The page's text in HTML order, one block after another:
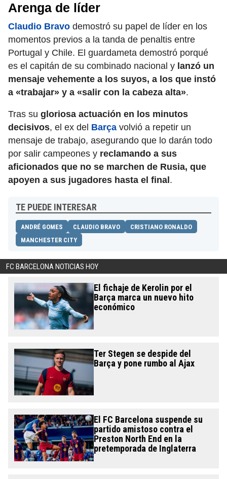
Arenga de líder
Claudio Bravo demostró su papel de líder en los
momentos previos a la tanda de penaltis entre
Portugal y Chile. El guardameta demostró porqué
es el capitán de su combinado nacional y lanzó un
mensaje vehemente a los suyos, a los que instó
a «trabajar» y a «salir con la cabeza alta».
Tras su gloriosa actuación en los minutos
decisivos, el ex del Barça volvió a repetir un
mensaje de trabajo, asegurando que lo darán todo
por salir campeones y reclamando a sus
aficionados que no se marchen de Rusia, que
apoyen a sus jugadores hasta el final .
TE PUEDE INTERESAR
ANDRÉ GOMES CLAUDIO BRAVO
CRISTIANO RONALDO
MANCHESTER CITY
FC BARCELONA NOTICIAS HOY
El fichaje de Kerolin por el
Barça marca un nuevo hito
económico
Ter Stegen se despide del
Barça y pone rumbo al Ajax
El FC Barcelona suspende su
partido amistoso contra el
Preston North End en la
pretemporada de Inglaterra